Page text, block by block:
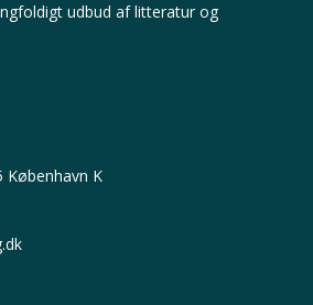
udbud af litteratur og
K